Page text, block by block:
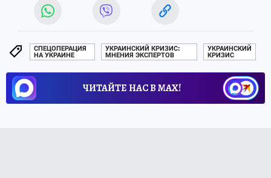
СПЕЦОПЕРАЦИЯ
НА УКРАИНЕ
УКРАИНСКИЙ КРИЗИС:
МНЕНИЯ ЭКСПЕРТОВ
УКРАИНСКИЙ
КРИЗИС
ЧИТАЙТЕ НАС В МАХ!